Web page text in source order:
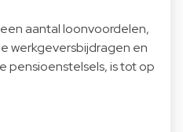
aantal loonvoordelen,
werkgeversbijdragen en
pensioenstelsels, is tot op